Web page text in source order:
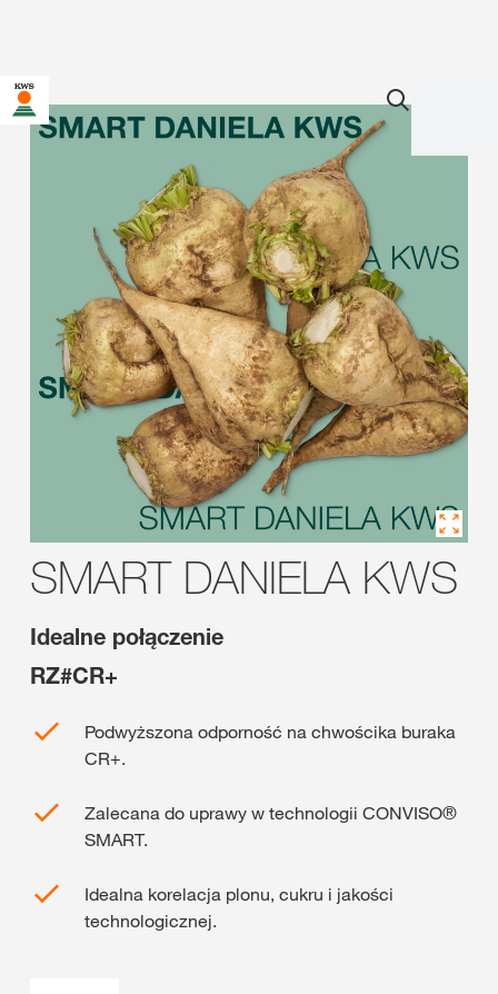
SMART DANIELA KWS
Idealne połączenie
RZ#CR+
Podwyższona odporność na chwościka buraka
CR+.
Zalecana do uprawy w technologii CONVISO®
SMART.
Idealna korelacja plonu, cukru i jakości
technologicznej.